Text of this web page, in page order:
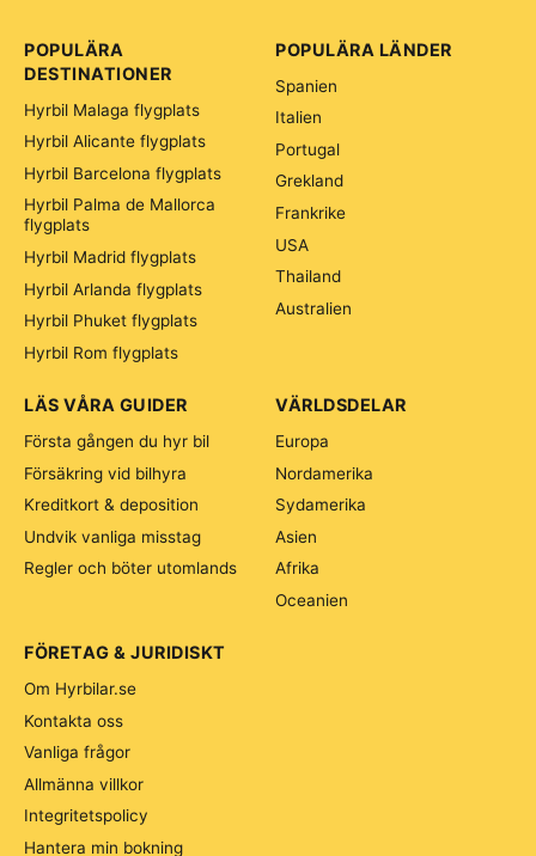
POPULÄRA
DESTINATIONER
Hyrbil Malaga flygplats
Hyrbil Alicante flygplats
Hyrbil Barcelona flygplats
Hyrbil Palma de Mallorca
flygplats
Hyrbil Madrid flygplats
Hyrbil Arlanda flygplats
Hyrbil Phuket flygplats
Hyrbil Rom flygplats
POPULÄRA LÄNDER
Spanien
Italien
Portugal
Grekland
Frankrike
USA
Thailand
Australien
VÄRLDSDELAR
Europa
Nordamerika
Sydamerika
Asien
Afrika
Oceanien
LÄS VÅRA GUIDER
Första gången du hyr bil
Försäkring vid bilhyra
Kreditkort & deposition
Undvik vanliga misstag
Regler och böter utomlands
FÖRETAG & JURIDISKT
Om Hyrbilar.se
Kontakta oss
Vanliga frågor
Allmänna villkor
Integritetspolicy
Hantera min bokning